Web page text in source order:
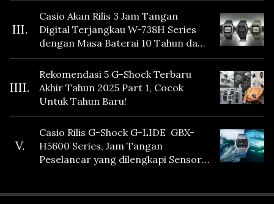
III.
Casio Akan Rilis 3 Jam Tangan
Digital Terjangkau W-738H Series
dengan Masa Baterai 10 Tahun dan
Fitur Vibration
IIII.
Rekomendasi 5 G-Shock Terbaru
Akhir Tahun 2025 Part 1, Cocok
Untuk Tahun Baru!
V.
Casio Rilis G-Shock G-LIDE GBX-
H5600 Series, Jam Tangan
Peselancar yang dilengkapi Sensor